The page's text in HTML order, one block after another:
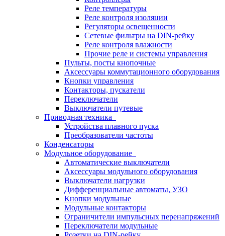
Реле температуры
Реле контроля изоляции
Регуляторы освещенности
Сетевые фильтры на DIN-рейку
Реле контроля влажности
Прочие реле и системы управления
Пульты, посты кнопочные
Аксессуары коммутационного оборудования
Кнопки управления
Контакторы, пускатели
Переключатели
Выключатели путевые
Приводная техника
Устройства плавного пуска
Преобразователи частоты
Конденсаторы
Модульное оборудование
Автоматические выключатели
Аксессуары модульного оборудования
Выключатели нагрузки
Дифференциальные автоматы, УЗО
Кнопки модульные
Модульные контакторы
Ограничители импульсных перенапряжений
Переключатели модульные